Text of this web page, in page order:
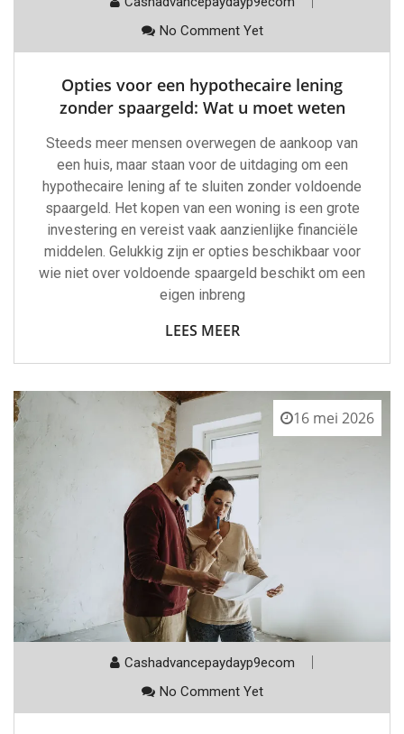
No Comment Yet
Opties voor een hypothecaire lening
zonder spaargeld: Wat u moet weten
Steeds meer mensen overwegen de aankoop van
een huis, maar staan voor de uitdaging om een
hypothecaire lening af te sluiten zonder voldoende
spaargeld. Het kopen van een woning is een grote
investering en vereist vaak aanzienlijke financiële
middelen. Gelukkig zijn er opties beschikbaar voor
wie niet over voldoende spaargeld beschikt om een
eigen inbreng
LEES MEER
16 mei 2026
Cashadvancepaydayp9ecom
No Comment Yet